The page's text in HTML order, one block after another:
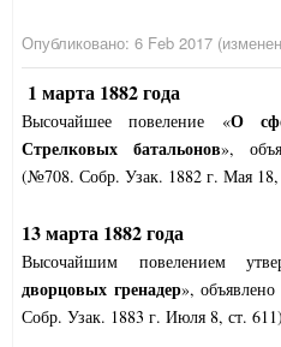
Опубликовано: 6 Feb 2017
1 марта 1882 года
Высочайшее повеление «О
Стрелковых батальонов»,
(№708. Собр. Узак. 1882 г. Мая 18,
13 марта 1882 года
Высочайшим повелением
дворцовых гренадер»,
Собр. Узак. 1883 г. Июля 8, ст.